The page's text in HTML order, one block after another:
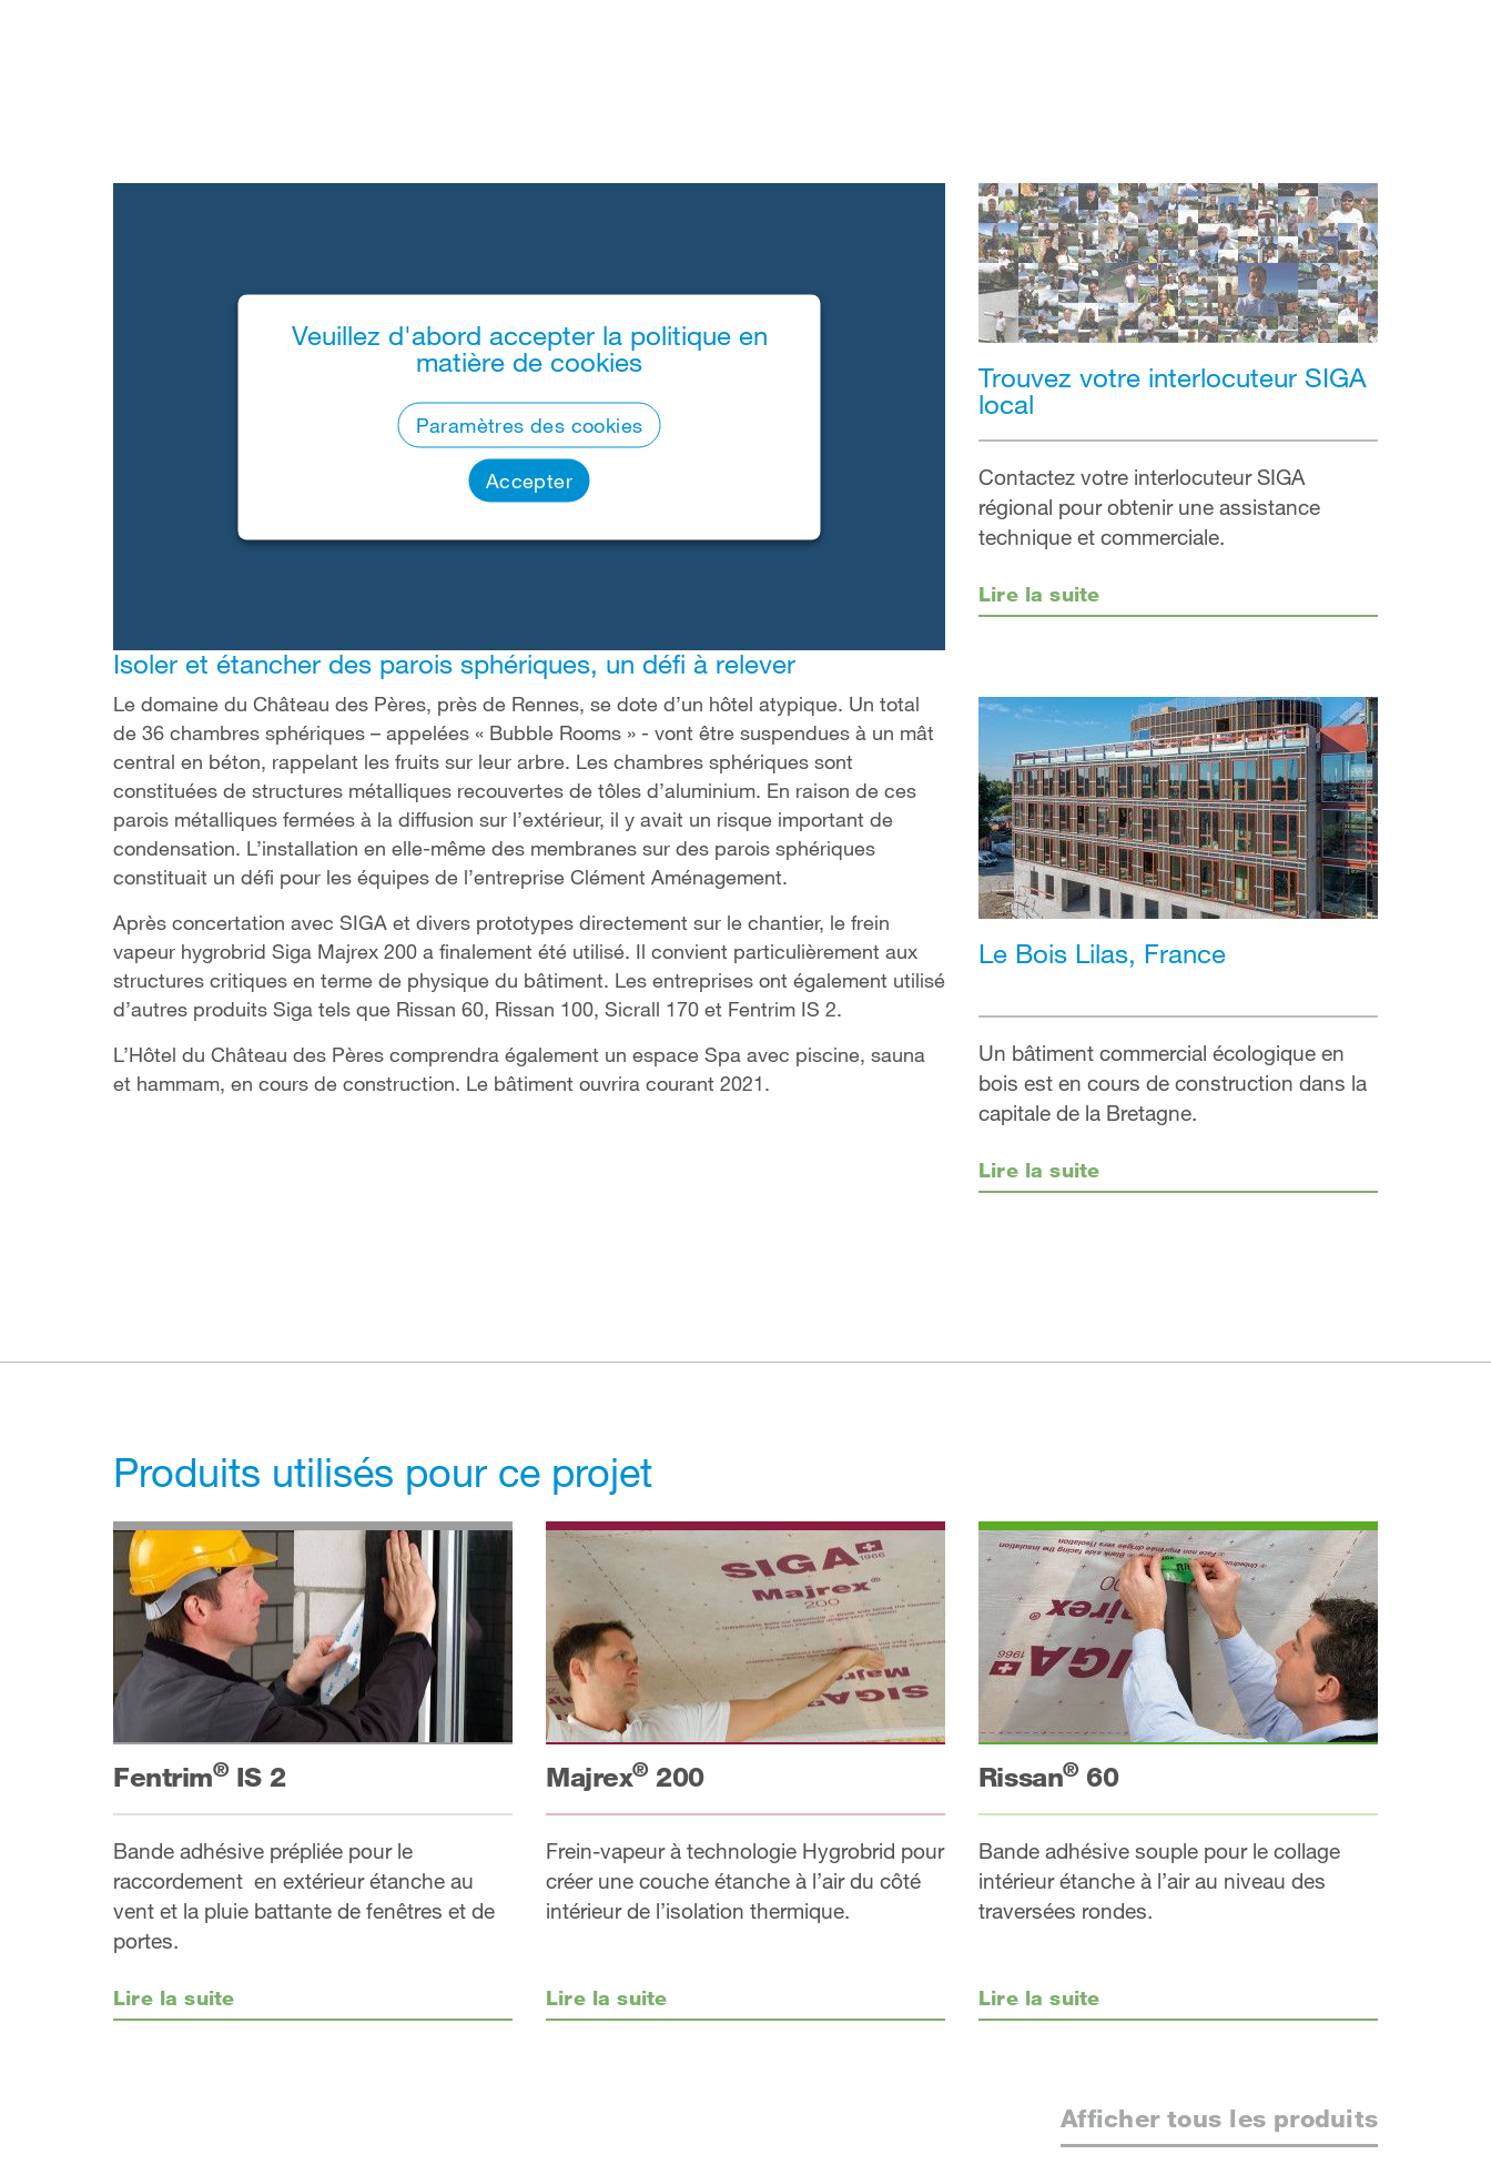
Veuillez d'abord accepter la politique en
matière de cookies
Paramètres des cookies
Accepter
Isoler et étancher des parois sphériques, un défi à relever
Le domaine du Château des Pères, près de Rennes, se dote d’un hôtel atypique. Un total
de 36 chambres sphériques – appelées « Bubble Rooms » - vont être suspendues à un mât
central en béton, rappelant les fruits sur leur arbre. Les chambres sphériques sont
constituées de structures métalliques recouvertes de tôles d’aluminium. En raison de ces
parois métalliques fermées à la diffusion sur l’extérieur, il y avait un risque important de
condensation. L’installation en elle-même des membranes sur des parois sphériques
constituait un défi pour les équipes de l’entreprise Clément Aménagement.
Après concertation avec SIGA et divers prototypes directement sur le chantier, le frein
vapeur hygrobrid Siga Majrex 200 a finalement été utilisé. Il convient particulièrement aux
structures critiques en terme de physique du bâtiment. Les entreprises ont également utilisé
d’autres produits Siga tels que Rissan 60, Rissan 100, Sicrall 170 et Fentrim IS 2.
L’Hôtel du Château des Pères comprendra également un espace Spa avec piscine, sauna
et hammam, en cours de construction. Le bâtiment ouvrira courant 2021.
Trouvez votre interlocuteur SIGA
local
Contactez votre interlocuteur SIGA
régional pour obtenir une assistance
technique et commerciale.
Lire la suite
Le Bois Lilas, France
Un bâtiment commercial écologique en
bois est en cours de construction dans la
capitale de la Bretagne.
Lire la suite
Produits utilisés pour ce projet
Fentrim®IS 2
Bande adhésive prépliée pour le
raccordement en extérieur étanche au
vent et la pluie battante de fenêtres et de
portes.
Lire la suite
Majrex®200
Frein-vapeur à technologie Hygrobrid pour
créer une couche étanche à l’air du côté
intérieur de l’isolation thermique.
Lire la suite
Rissan®60
Bande adhésive souple pour le collage
intérieur étanche à l’air au niveau des
traversées rondes.
Lire la suite
Afficher tous les produits